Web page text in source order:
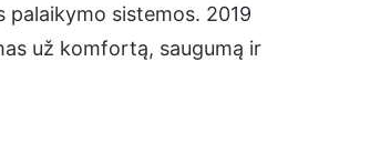
sistemos. 2019
už komfortą, saugumą ir